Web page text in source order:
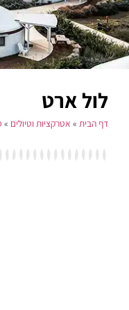
אטרקציות וטיולים»סדנאות וסיורים